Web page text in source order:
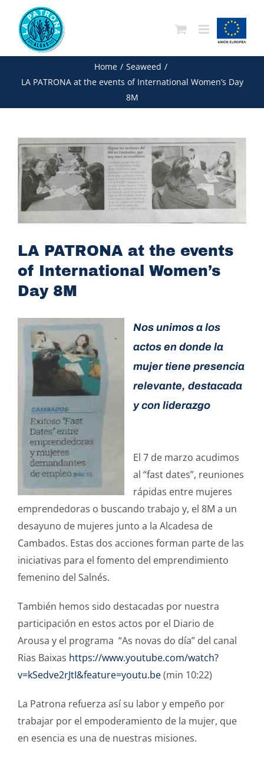
content
Home / Seaweed /
LA PATRONA at the events of International Women’s Day
8M
View
Larger
Image
LA PATRONA at the events
of International Women’s
Day 8M
Nos unimos a los
actos en donde la
mujer tiene presencia
relevante, destacada
y con liderazgo
El 7 de marzo acudimos
al “fast dates”, reuniones
rápidas entre mujeres
emprendedoras o buscando trabajo y, el 8M a un
desayuno de mujeres junto a la Alcadesa de
Cambados. Estas dos acciones forman parte de las
iniciativas para el fomento del emprendimiento
femenino del Salnés.
También hemos sido destacadas por nuestra
participación en estos actos por el Diario de
Arousa y el programa “As novas do día” del canal
Rias Baixas https://www.youtube.com/watch?
v=kSedve2rJtI&feature=youtu.be(min 10:22)
La Patrona refuerza así su labor y empeño por
trabajar por el empoderamiento de la mujer, que
en esencia es una de nuestras misiones.